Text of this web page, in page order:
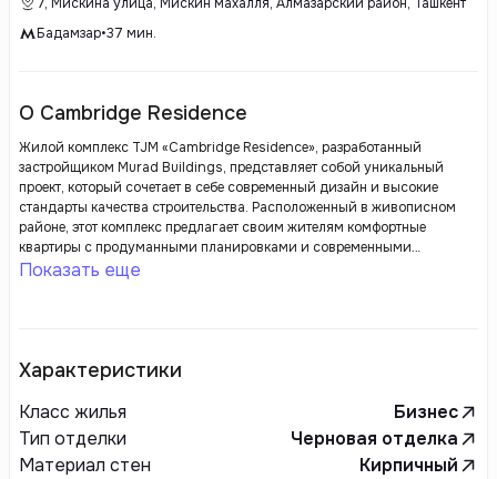
Бадамзар•37 мин.
О Cambridge Residence
Жилой комплекс TJM «Cambridge Residence», разработанный
застройщиком Murad Buildings, представляет собой уникальный
проект, который сочетает в себе современный дизайн и высокие
стандарты качества строительства. Расположенный в живописном
районе, этот комплекс предлагает своим жителям комфортные
квартиры с продуманными планировками и современными
удобствами. Каждое жилье оборудовано современными системами
Показать еще
Характеристики
Класс жилья
Бизнес
Тип отделки
Черновая отделка
Материал стен
Кирпичный